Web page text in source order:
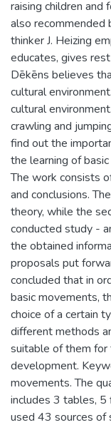
raising children and
also recommended
thinker J. Heizing
educates, gives
Dēkēns believes
cultural
cultural
crawling and
find out the
the learning of
The work consists
and conclusions.
theory, while the
conducted study -
the obtained
proposals put
concluded that in
basic movements,
choice of a certain
different methods
suitable of them for
development.
movements. The
includes 3 tables, 5
used 43 sources of